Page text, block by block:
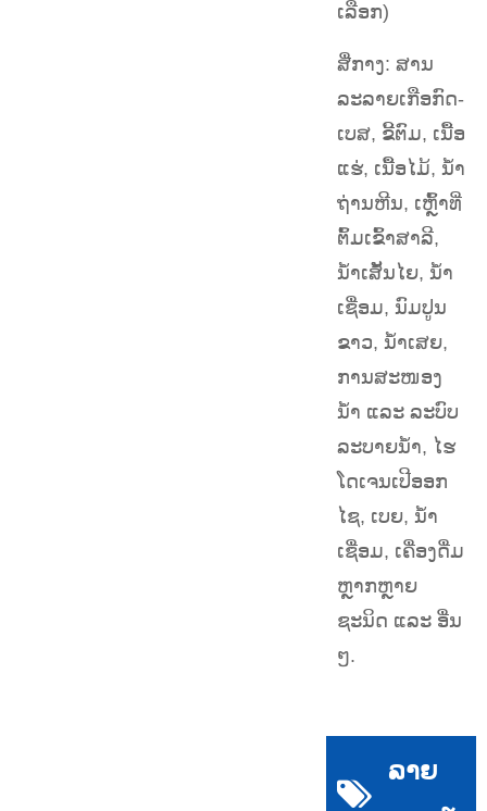
ເລືອກ)
ສື່ກາງ: ສານ
ລະລາຍເກືອກົດ-
ເບສ, ຂີ້ຕົມ, ເນື້ອ
ແຮ່, ເນື້ອໄມ້, ນ້ຳ
ຖ່ານຫີນ, ເຫຼົ້າທີ່
ຕົ້ມເຂົ້າສາລີ,
ນ້ຳເສັ້ນໄຍ, ນ້ຳ
ເຊື່ອມ, ນົມປູນ
ຂາວ, ນ້ຳເສຍ,
ການສະໜອງ
ນ້ຳ ແລະ ລະບົບ
ລະບາຍນ້ຳ, ໄຮ
ໂດເຈນເປີອອກ
ໄຊ, ເບຍ, ນ້ຳ
ເຊື່ອມ, ເຄື່ອງດື່ມ
ຫຼາກຫຼາຍ
ຊະນິດ ແລະ ອື່ນ
ໆ.
ລາຍ